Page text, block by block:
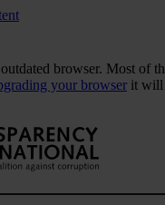
browser. Most of
your browser it will